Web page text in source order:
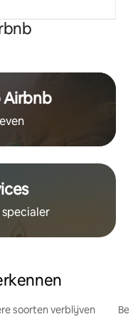
soorten verblijven